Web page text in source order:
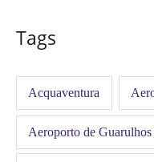
Tags
Acquaventura
Aeroporto de Guarulhos